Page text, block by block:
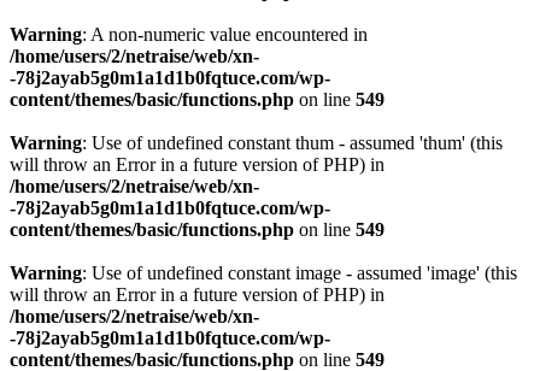
Warning: A non-numeric value encountered in
/home/users/2/netraise/web/xn-
-78j2ayab5g0m1a1d1b0fqtuce.com/wp-
content/themes/basic/functions.php on line 549
Warning: Use of undefined constant thum - assumed 'thum' (this
will throw an Error in a future version of PHP) in
/home/users/2/netraise/web/xn-
-78j2ayab5g0m1a1d1b0fqtuce.com/wp-
content/themes/basic/functions.php on line 549
Warning: Use of undefined constant image - assumed 'image' (this
will throw an Error in a future version of PHP) in
/home/users/2/netraise/web/xn-
-78j2ayab5g0m1a1d1b0fqtuce.com/wp-
content/themes/basic/functions.php on line 549